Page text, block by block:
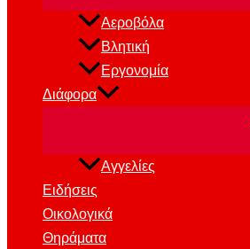
Αεροβόλα
Βλητική
Εργονομία
Διάφορα
Αγγελίες
Ειδήσεις
Οικολογικά
Θηράματα